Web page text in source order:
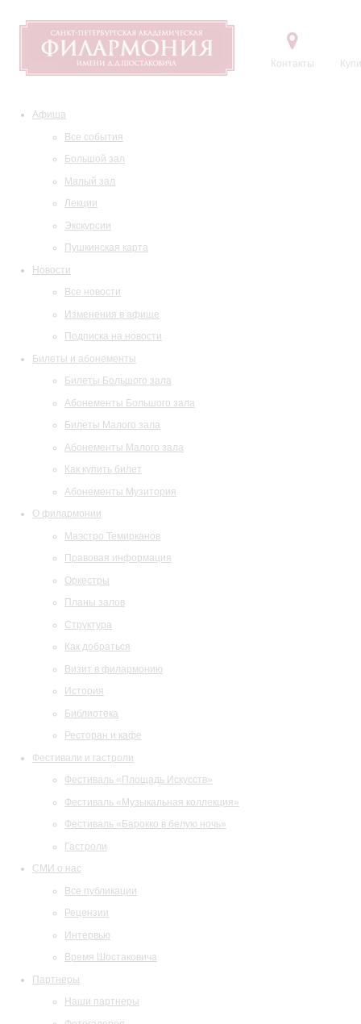
Контакты
Афиша
Все события
Большой зал
Малый зал
Лекции
Экскурсии
Пушкинская карта
Новости
Все новости
Изменения в афише
Подписка на новости
Билеты и абонементы
Билеты Большого зала
Абонементы Большого зала
Билеты Малого зала
Абонементы Малого зала
Как купить билет
Абонементы Музитория
О филармонии
Маэстро Темирканов
Правовая информация
Оркестры
Планы залов
Структура
Как добраться
Визит в филармонию
История
Библиотека
Ресторан и кафе
Фестивали и гастроли
Фестиваль «Площадь Искусств»
Фестиваль «Музыкальная коллекция»
Фестиваль «Барокко в белую ночь»
Гастроли
СМИ о нас
Все публикации
Рецензии
Интервью
Время Шостаковича
Партнеры
Наши партнеры